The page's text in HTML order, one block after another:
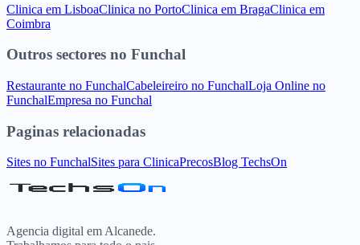
Clinica em LisboaClinica no PortoClinica em BragaClinica em
Coimbra
Outros sectores no Funchal
Restaurante no FunchalCabeleireiro no FunchalLoja Online no
FunchalEmpresa no Funchal
Paginas relacionadas
Sites no FunchalSites para ClinicaPrecosBlog TechsOn
Agencia digital em Alcanede.